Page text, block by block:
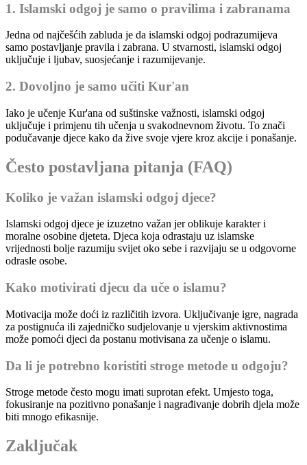
1. Islamski odgoj je samo o pravilima i zabranama
Jedna od najčešćih zabluda je da islamski odgoj podrazumijeva
samo postavljanje pravila i zabrana. U stvarnosti, islamski odgoj
uključuje i ljubav, suosjećanje i razumijevanje.
2. Dovoljno je samo učiti Kur'an
Iako je učenje Kur'ana od suštinske važnosti, islamski odgoj
uključuje i primjenu tih učenja u svakodnevnom životu. To znači
podučavanje djece kako da žive svoje vjere kroz akcije i ponašanje.
Često postavljana pitanja (FAQ)
Koliko je važan islamski odgoj djece?
Islamski odgoj djece je izuzetno važan jer oblikuje karakter i
moralne osobine djeteta. Djeca koja odrastaju uz islamske
vrijednosti bolje razumiju svijet oko sebe i razvijaju se u odgovorne
odrasle osobe.
Kako motivirati djecu da uče o islamu?
Motivacija može doći iz različitih izvora. Uključivanje igre, nagrada
za postignuća ili zajedničko sudjelovanje u vjerskim aktivnostima
može pomoći djeci da postanu motivisana za učenje o islamu.
Da li je potrebno koristiti stroge metode u odgoju?
Stroge metode često mogu imati suprotan efekt. Umjesto toga,
fokusiranje na pozitivno ponašanje i nagrađivanje dobrih djela može
biti mnogo efikasnije.
Zaključak